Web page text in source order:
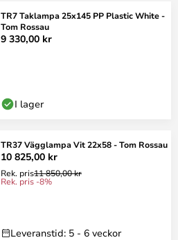
TR7 Taklampa 25x145 PP Plastic White -
Tom Rossau
9 330,00 kr
I lager
TR37 Vägglampa Vit 22x58 - Tom Rossau
10 825,00 kr
Rek. pris11 850,00 kr
Rek. pris -8%
Leveranstid: 5 - 6 veckor